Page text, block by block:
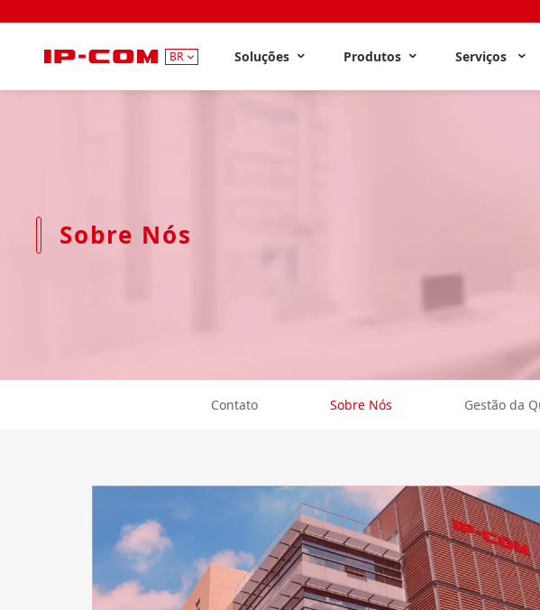
BR Soluções Produtos Serviços
Sobre Nós
Contato Sobre Nós Gestão da